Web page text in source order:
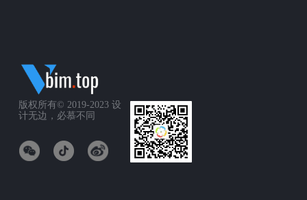
版权所有© 2019-2023 设
计无边，必慕不同